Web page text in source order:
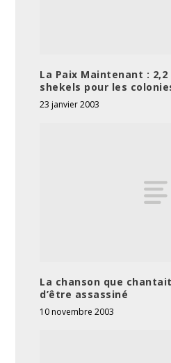
La Paix Maintenant :
shekels pour les
23 janvier 2003
La chanson que
d’être assassiné
10 novembre 2003